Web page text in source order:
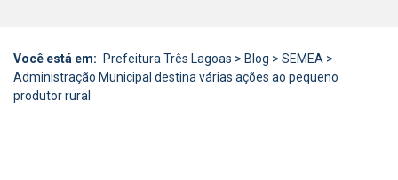
Você está em: Prefeitura Três Lagoas > Blog > SEMEA >
Administração Municipal destina várias ações ao pequeno
produtor rural